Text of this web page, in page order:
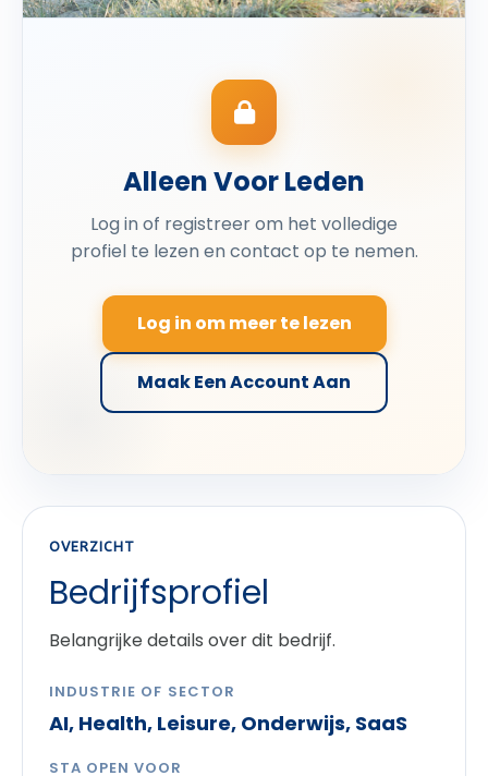
Alleen Voor Leden
Log in of registreer om het volledige
profiel te lezen en contact op te nemen.
Log in om meer te lezen
Maak Een Account Aan
OVERZICHT
Bedrijfsprofiel
Belangrijke details over dit bedrijf.
INDUSTRIE OF SECTOR
AI, Health, Leisure, Onderwijs, SaaS
STA OPEN VOOR